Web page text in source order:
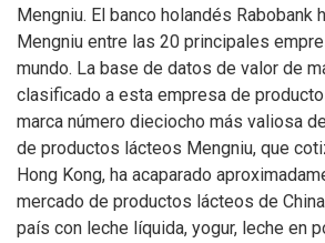
Mengniu. El banco holandés Rabobank
Mengniu entre las 20 principales
mundo. La base de datos de valor de
clasificado a esta empresa de
marca número dieciocho más valiosa
de productos lácteos Mengniu, que
Hong Kong, ha acaparado
mercado de productos lácteos de
país con leche líquida, yogur, leche en